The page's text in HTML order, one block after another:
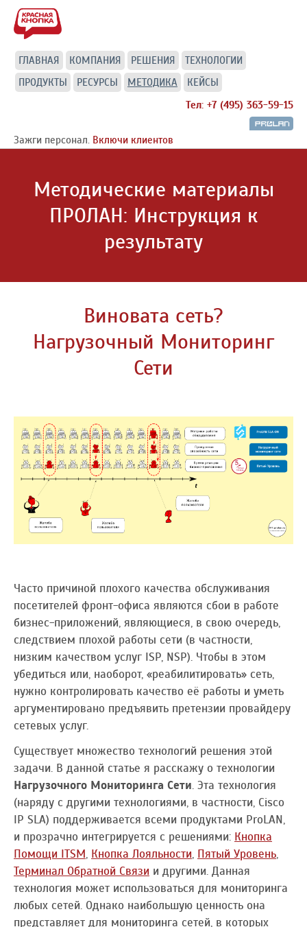
ГЛАВНАЯ КОМПАНИЯ РЕШЕНИЯ
ТЕХНОЛОГИИ
ПРОДУКТЫ
РЕСУРСЫ МЕТОДИКА
КЕЙСЫ
Тел: +7 (495) 363-59-15
Зажги персонал. Включи клиентов
Методические материалы
ПРОЛАН: Инструкция к
результату
Виновата сеть?
Нагрузочный Мониторинг
Сети
Часто причиной плохого качества обслуживания
посетителей фронт-офиса являются сбои в работе
бизнес-приложений, являющиеся, в свою очередь,
следствием плохой работы сети (в частности,
низким качеством услуг ISP, NSP). Чтобы в этом
убедиться или, наоборот, «реабилитировать» сеть,
нужно контролировать качество её работы и уметь
аргументировано предъявить претензии провайдеру
сетевых услуг.
Существует множество технологий решения этой
задачи. В данной статье я расскажу о технологии
Нагрузочного Мониторинга Сети. Эта технология
(наряду с другими технологиями, в частности, Cisco
IP SLA) поддерживается всеми продуктами ProLAN,
и прозрачно интегрируется с решениями: Кнопка
Помощи ITSM, Кнопка Лояльности, Пятый Уровень,
Терминал Обратной Связи и другими. Данная
технология может использоваться для мониторинга
любых сетей. Однако наибольшую ценность она
представляет для мониторинга сетей, в которых